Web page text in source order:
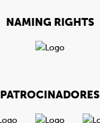
NAMING RIGHTS
PATROCINADORES